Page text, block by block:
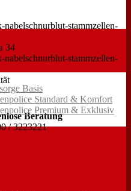
34
Beratung
/ 3223221
Basis
Standard & Komfort
Premium & Exklusiv